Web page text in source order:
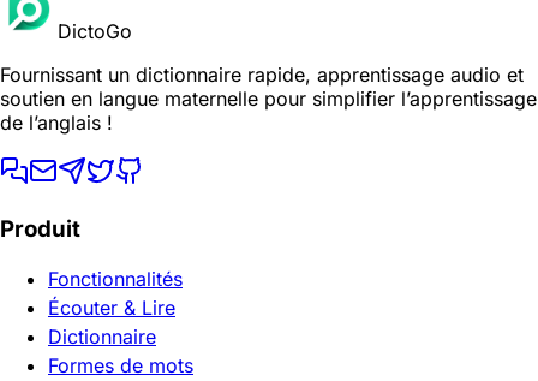
DictoGo
Fournissant un dictionnaire rapide, apprentissage audio et
soutien en langue maternelle pour simplifier l’apprentissage
de l’anglais !
Produit
Fonctionnalités
Écouter & Lire
Dictionnaire
Formes de mots